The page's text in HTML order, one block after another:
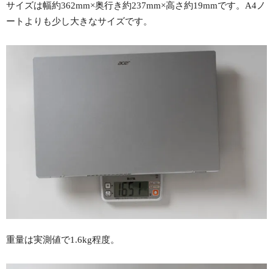
サイズは幅約362mm×奥行き約237mm×高さ約19mmです。A4ノ
ートよりも少し大きなサイズです。
重量は実測値で1.6kg程度。